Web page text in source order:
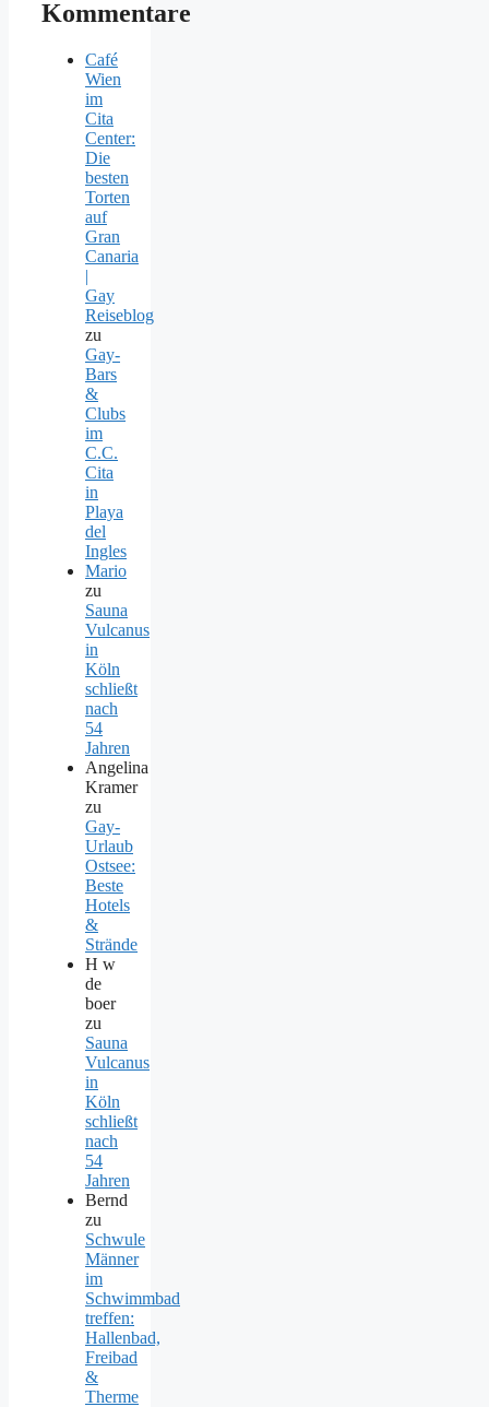
Kommentare
Café
Wien
im
Cita
Center:
Die
besten
Torten
auf
Gran
Canaria
|
Gay
Reiseblog
zu
Gay-
Bars
&
Clubs
im
C.C.
Cita
in
Playa
del
Ingles
Mario
zu
Sauna
Vulcanus
in
Köln
schließt
nach
54
Jahren
Angelina
Kramer
zu
Gay-
Urlaub
Ostsee:
Beste
Hotels
&
Strände
H w
de
boer
zu
Sauna
Vulcanus
in
Köln
schließt
nach
54
Jahren
Bernd
zu
Schwule
Männer
im
Schwimmbad
treffen:
Hallenbad,
Freibad
&
Therme